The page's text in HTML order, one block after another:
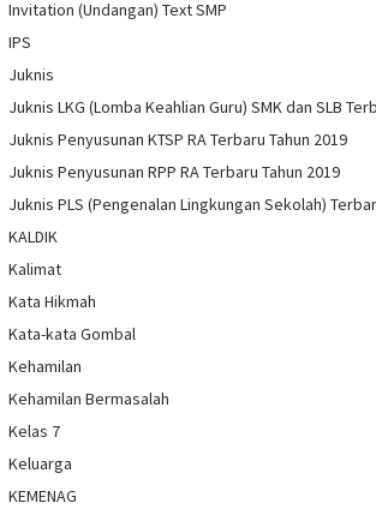
Invitation (Undangan) Text SMP
IPS
Juknis
Juknis LKG (Lomba Keahlian Guru) SMK dan SLB
Juknis Penyusunan KTSP RA Terbaru Tahun 2019
Juknis Penyusunan RPP RA Terbaru Tahun 2019
Juknis PLS (Pengenalan Lingkungan Sekolah)
KALDIK
Kalimat
Kata Hikmah
Kata-kata Gombal
Kehamilan
Kehamilan Bermasalah
Kelas 7
Keluarga
KEMENAG